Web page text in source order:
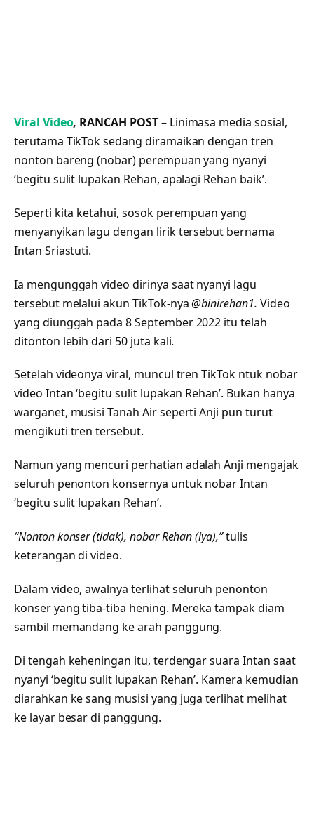
Viral Video, RANCAH POST– Linimasa media sosial,
terutama TikTok sedang diramaikan dengan tren
nonton bareng (nobar) perempuan yang nyanyi
‘begitu sulit lupakan Rehan, apalagi Rehan baik’.
Seperti kita ketahui, sosok perempuan yang
menyanyikan lagu dengan lirik tersebut bernama
Intan Sriastuti.
Ia mengunggah video dirinya saat nyanyi lagu
tersebut melalui akun TikTok-nya@binirehan1. Video
yang diunggah pada 8 September 2022 itu telah
ditonton lebih dari 50 juta kali.
Setelah videonya viral, muncul tren TikTok ntuk nobar
video Intan ‘begitu sulit lupakan Rehan’. Bukan hanya
warganet, musisi Tanah Air seperti Anji pun turut
mengikuti tren tersebut.
Namun yang mencuri perhatian adalah Anji mengajak
seluruh penonton konsernya untuk nobar Intan
‘begitu sulit lupakan Rehan’.
“Nonton konser (tidak), nobar Rehan (iya),”tulis
keterangan di video.
Dalam video, awalnya terlihat seluruh penonton
konser yang tiba-tiba hening. Mereka tampak diam
sambil memandang ke arah panggung.
Di tengah keheningan itu, terdengar suara Intan saat
nyanyi ‘begitu sulit lupakan Rehan’. Kamera kemudian
diarahkan ke sang musisi yang juga terlihat melihat
ke layar besar di panggung.